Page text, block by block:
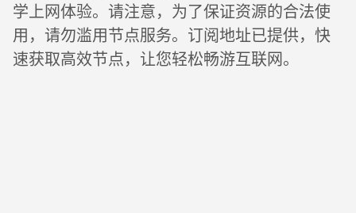
学上网体验。请注意，为了保证资源的合法使
用，请勿滥用节点服务。订阅地址已提供，快
速获取高效节点，让您轻松畅游互联网。